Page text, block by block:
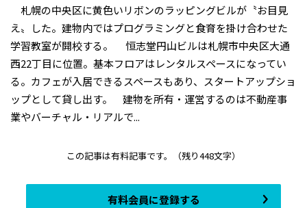
札幌の中央区に黄色いリボンのラッピングビルが〝お目見
え〟した。建物内ではプログラミングと食育を掛け合わせた
学習教室が開校する。 恒志堂円山ビルは札幌市中央区大通
西22丁目に位置。基本フロアはレンタルスペースになってい
る。カフェが入居できるスペースもあり、スタートアップショ
ップとして貸し出す。 建物を所有・運営するのは不動産事
業やバーチャル・リアルで...
この記事は有料記事です。 （残り448文字）
有料会員に登録する